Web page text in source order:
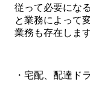
従って必要にな
と業務によって
業務も存在します
・宅配、配達ド